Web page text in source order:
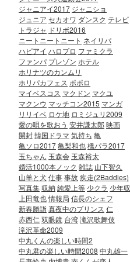
ジャニアイ2017 ジャニショ
ジュニア セカオワ ダンスク テレビ
トラジャ ドリボ2016
ニートニートニート ネイリパ
ハピアイ ハロプロ ファミクラ
ファンパ プレゾン ホテル
ホリナツのカンムリ
ホリパカフェス ポポロ
マイベスコス マクドン マクユ
マクンウ マッチコン2015 マンガ
リリイベ ロケ地 ロミジュリ2009
愛の唄を歌おう 安井謙太郎映画
開封韓国ドラマ 気持ち 亀
亀ソロ2017亀梨和也橋パラ2017
玉ちゃん 玉森会 玉森裕太
婚活1000本ノック 雑誌 山下智久
山羊と犬 仕事事故疾走(2Baddies)
写真集収納純愛上等 少クラ 少年収
上田竜也情報局 信長のシェフ
新春勝詣真夜中のプリンス 仁
赤西仁 双眼鏡 台湾滝沢歌舞伎
滝沢革命2009
中丸くんの楽しい時間2
中丸君の楽しい時間2008 中丸雄一